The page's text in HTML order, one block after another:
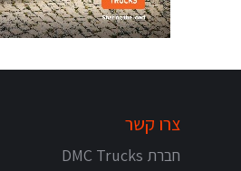
צרו קשר
חברת DMC Trucks